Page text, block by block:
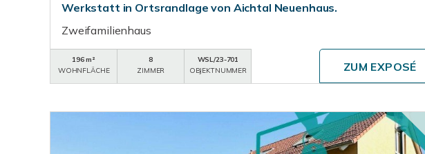
Werkstatt in Ortsrandlage von Aichtal Neuenhaus.
Zweifamilienhaus
196 m²
WOHNFLÄCHE
8
ZIMMER
WSL/23-701
OBJEKTNUMMER
ZUM EXPOSÉ